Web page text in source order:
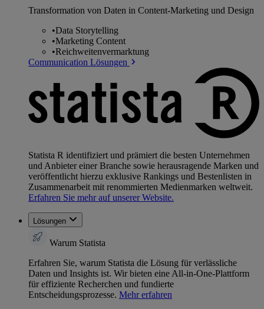
Transformation von Daten in Content-Marketing und Design
•Data Storytelling
•Marketing Content
•Reichweitenvermarktung
Communication Lösungen
Statista R identifiziert und prämiert die besten Unternehmen
und Anbieter einer Branche sowie herausragende Marken und
veröffentlicht hierzu exklusive Rankings und Bestenlisten in
Zusammenarbeit mit renommierten Medienmarken weltweit.
Erfahren Sie mehr auf unserer Website.
Lösungen
Warum Statista
Erfahren Sie, warum Statista die Lösung für verlässliche
Daten und Insights ist. Wir bieten eine All-in-One-Plattform
für effiziente Recherchen und fundierte
Entscheidungsprozesse. Mehr erfahren